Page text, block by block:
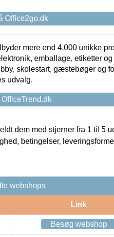
Office2go.dk
mere end 4.000 unikke
emballage, etiketter
skolestart, gæstebøger og
udvalg.
dem med stjerner fra 1 til 5
betingelser,
webshops
Link
Besøg webshop